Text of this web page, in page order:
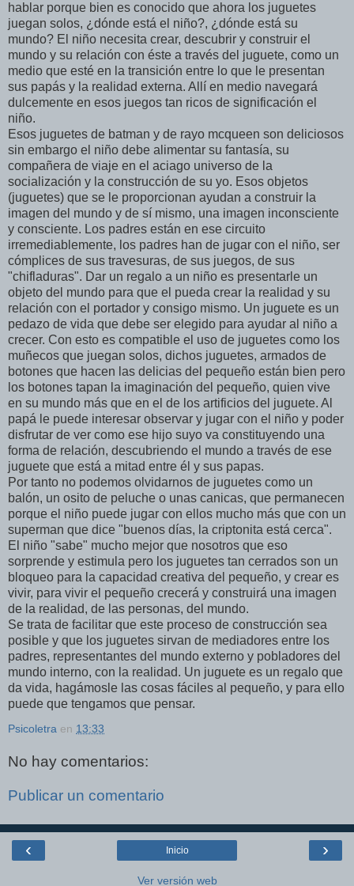
hablar porque bien es conocido que ahora los juguetes
juegan solos, ¿dónde está el niño?, ¿dónde está su
mundo? El niño necesita crear, descubrir y construir el
mundo y su relación con éste a través del juguete, como un
medio que esté en la transición entre lo que le presentan
sus papás y la realidad externa. Allí en medio navegará
dulcemente en esos juegos tan ricos de significación el
niño.
Esos juguetes de batman y de rayo mcqueen son deliciosos
sin embargo el niño debe alimentar su fantasía, su
compañera de viaje en el aciago universo de la
socialización y la construcción de su yo. Esos objetos
(juguetes) que se le proporcionan ayudan a construir la
imagen del mundo y de sí mismo, una imagen inconsciente
y consciente. Los padres están en ese circuito
irremediablemente, los padres han de jugar con el niño, ser
cómplices de sus travesuras, de sus juegos, de sus
"chifladuras". Dar un regalo a un niño es presentarle un
objeto del mundo para que el pueda crear la realidad y su
relación con el portador y consigo mismo. Un juguete es un
pedazo de vida que debe ser elegido para ayudar al niño a
crecer. Con esto es compatible el uso de juguetes como los
muñecos que juegan solos, dichos juguetes, armados de
botones que hacen las delicias del pequeño están bien pero
los botones tapan la imaginación del pequeño, quien vive
en su mundo más que en el de los artificios del juguete. Al
papá le puede interesar observar y jugar con el niño y poder
disfrutar de ver como ese hijo suyo va constituyendo una
forma de relación, descubriendo el mundo a través de ese
juguete que está a mitad entre él y sus papas.
Por tanto no podemos olvidarnos de juguetes como un
balón, un osito de peluche o unas canicas, que permanecen
porque el niño puede jugar con ellos mucho más que con un
superman que dice "buenos días, la criptonita está cerca".
El niño "sabe" mucho mejor que nosotros que eso
sorprende y estimula pero los juguetes tan cerrados son un
bloqueo para la capacidad creativa del pequeño, y crear es
vivir, para vivir el pequeño crecerá y construirá una imagen
de la realidad, de las personas, del mundo.
Se trata de facilitar que este proceso de construcción sea
posible y que los juguetes sirvan de mediadores entre los
padres, representantes del mundo externo y pobladores del
mundo interno, con la realidad. Un juguete es un regalo que
da vida, hagámosle las cosas fáciles al pequeño, y para ello
puede que tengamos que pensar.
Psicoletra en 13:33
No hay comentarios:
Publicar un comentario
‹ ›
Inicio
Ver versión web